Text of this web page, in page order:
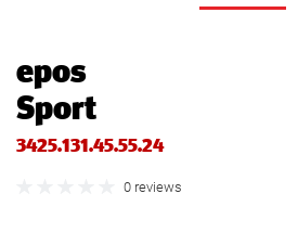
epos
Sport
3425.131.45.55.24
0 reviews